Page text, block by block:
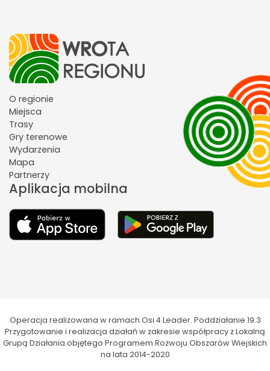
O regionie
Miejsca
Trasy
Gry terenowe
Wydarzenia
Mapa
Partnerzy
Aplikacja mobilna
Operacja realizowana w ramach Osi 4 Leader. Poddziałanie 19.3
Przygotowanie i realizacja działań w zakresie współpracy z Lokalną
Grupą Działania objętego Programem Rozwoju Obszarów Wiejskich
na lata 2014-2020